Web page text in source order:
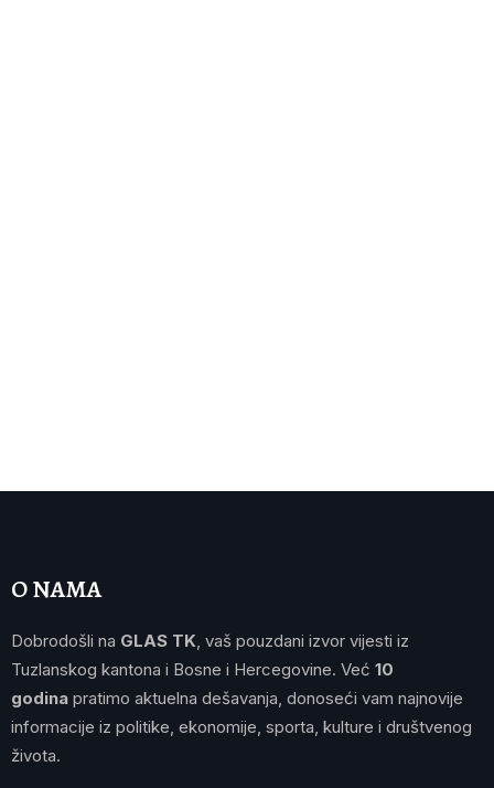
O NAMA
Dobrodošli na GLAS TK , vaš pouzdani izvor vijesti iz
Tuzlanskog kantona i Bosne i Hercegovine. Već 10
godina pratimo aktuelna dešavanja, donoseći vam najnovije
informacije iz politike, ekonomije, sporta, kulture i društvenog
života.